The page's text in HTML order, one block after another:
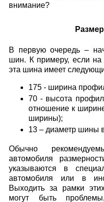
внимание?
В первую очередь –
шин. К примеру, если на
эта шина имеет
175 - ширина
70 - высота
отношение к
ширины);
13 – диаметр шины
Обычно
автомобиля
указываются в
автомобиля или в
Выходить за рамки
могут быть